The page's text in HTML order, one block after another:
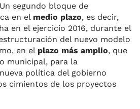
segundo bloque de
en el medio plazo, es decir,
en el ejercicio 2016, durante el
del nuevo modelo
en el plazo más amplio, que
municipal, para la
política del gobierno
cimientos de los proyectos